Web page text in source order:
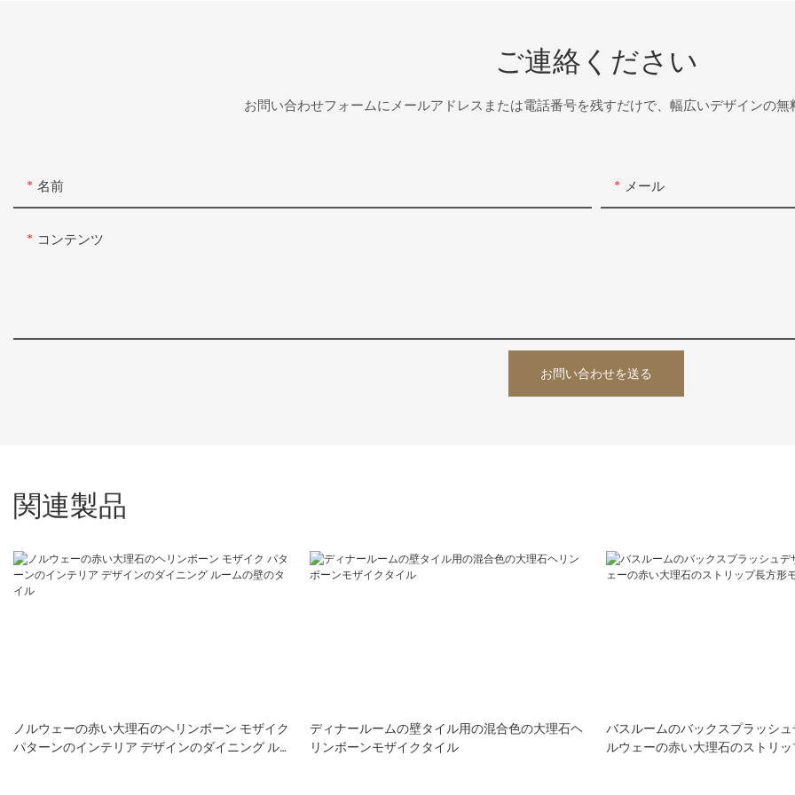
ご連絡ください
お問い合わせフォームにメールアドレスまたは電話番号を残すだけで、幅広いデザインの
名前 メール
コンテンツ
お問い合わせを送る
関連製品
ノルウェーの赤い大理石のヘリンボーン モザイク
パターンのインテリア デザインのダイニング ル
ディナールームの壁タイル用の混合色の大理石ヘ
リンボーンモザイクタイル
バスルームのバックスプラッシュ
ルウェーの赤い大理石のストリッ